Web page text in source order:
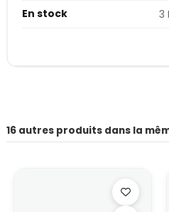
En stock
3
16 autres produits dans la